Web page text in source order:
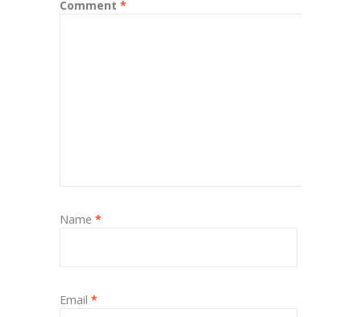
Comment *
Name *
Email *